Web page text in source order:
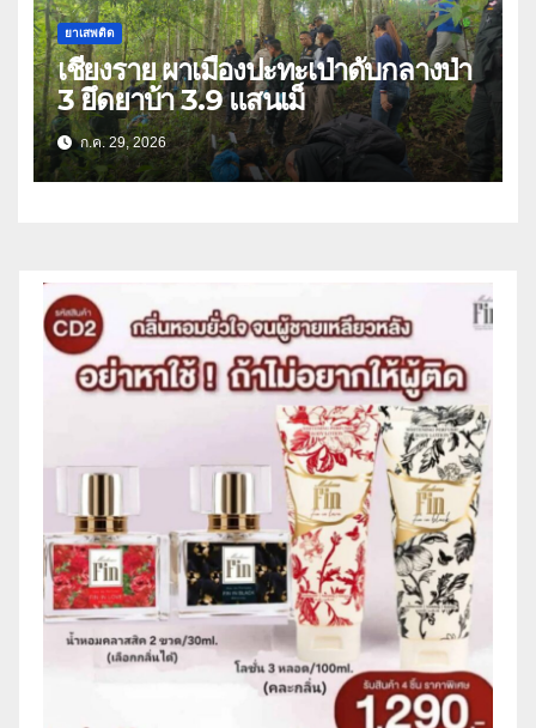
ยาเสพติด
เชียงราย ผาเมืองปะทะเป่าดับกลางป่า
3 ยึดยาบ้า 3.9 แสนเม็
ก.ค. 29, 2026